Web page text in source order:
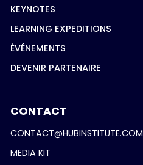
KEYNOTES
LEARNING EXPEDITIONS
ÉVÉNEMENTS
DEVENIR PARTENAIRE
CONTACT
CONTACT@HUBINSTITUTE.COM
MEDIA KIT